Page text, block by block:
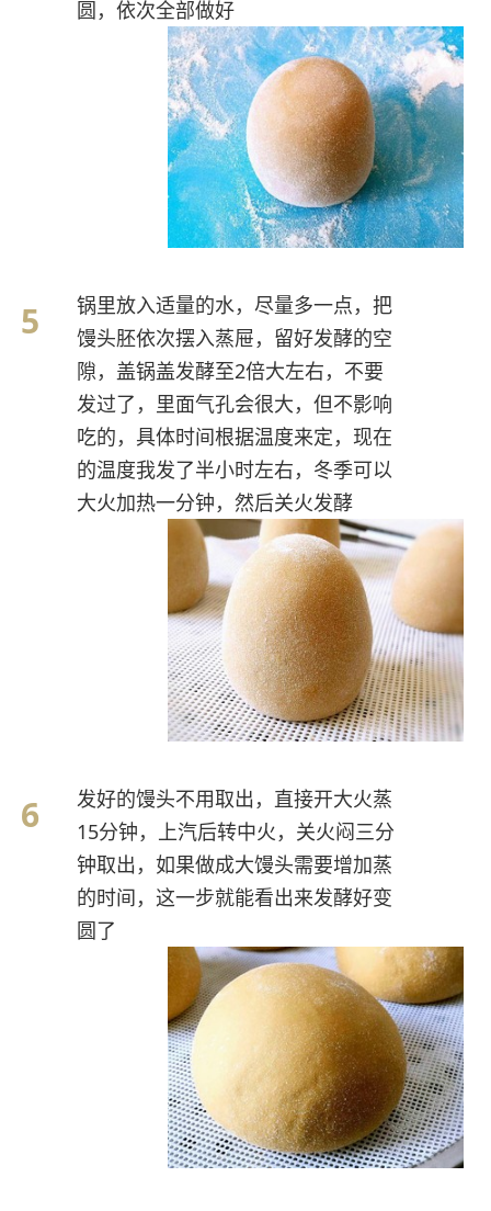
圆，依次全部做好
锅里放入适量的水，尽量多一点，把
馒头胚依次摆入蒸屉，留好发酵的空
隙，盖锅盖发酵至2倍大左右，不要
发过了，里面气孔会很大，但不影响
吃的，具体时间根据温度来定，现在
的温度我发了半小时左右，冬季可以
大火加热一分钟，然后关火发酵
发好的馒头不用取出，直接开大火蒸
15分钟，上汽后转中火，关火闷三分
钟取出，如果做成大馒头需要增加蒸
的时间，这一步就能看出来发酵好变
圆了